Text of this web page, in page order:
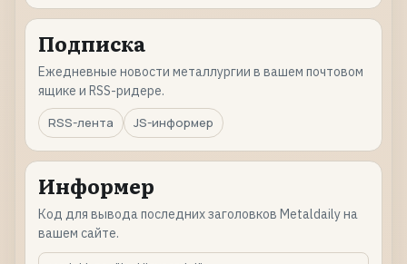
Подписка
Ежедневные новости металлургии в вашем почтовом
ящике и RSS-ридере.
RSS-лента
JS-информер
Информер
Код для вывода последних заголовков Metaldaily на
вашем сайте.